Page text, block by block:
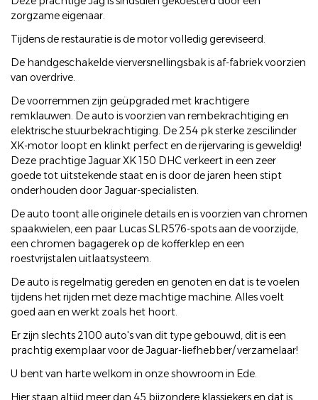
zorgzame eigenaar.
Tijdens de restauratie is de motor volledig gereviseerd.
De handgeschakelde vierversnellingsbak is af-fabriek voorzien
van overdrive.
De voorremmen zijn geüpgraded met krachtigere
remklauwen. De auto is voorzien van rembekrachtiging en
elektrische stuurbekrachtiging. De 254 pk sterke zescilinder
XK-motor loopt en klinkt perfect en de rijervaring is geweldig!
Deze prachtige Jaguar XK 150 DHC verkeert in een zeer
goede tot uitstekende staat en is door de jaren heen stipt
onderhouden door Jaguar-specialisten.
De auto toont alle originele details en is voorzien van chromen
spaakwielen, een paar Lucas SLR576-spots aan de voorzijde,
een chromen bagagerek op de kofferklep en een
roestvrijstalen uitlaatsysteem.
De auto is regelmatig gereden en genoten en dat is te voelen
tijdens het rijden met deze machtige machine. Alles voelt
goed aan en werkt zoals het hoort.
Er zijn slechts 2100 auto's van dit type gebouwd, dit is een
prachtig exemplaar voor de Jaguar-liefhebber/ verzamelaar!
U bent van harte welkom in onze showroom in Ede.
Hier staan altijd meer dan 45 bijzondere klassiekers en dat is